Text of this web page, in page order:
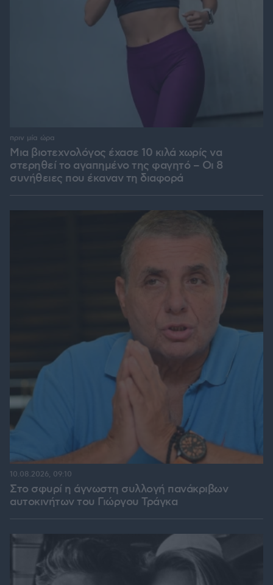
Μια βιοτεχνολόγος έχασε 10 κιλά χωρίς να
στερηθεί το αγαπημένο της φαγητό – Οι 8
συνήθειες που έκαναν τη διαφορά
πριν μία ώρα
Στο σφυρί η άγνωστη συλλογή πανάκριβων
αυτοκινήτων του Γιώργου Τράγκα
10.08.2026, 09:10